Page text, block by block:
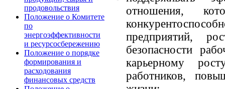
продовольствия
Положение о Комитете
по
энергоэффективности
и ресурсосбережению
Положение о порядке
формирования и
расходования
финансовых средств
отношения,
предприятий,
безопасности
карьерному
работников,